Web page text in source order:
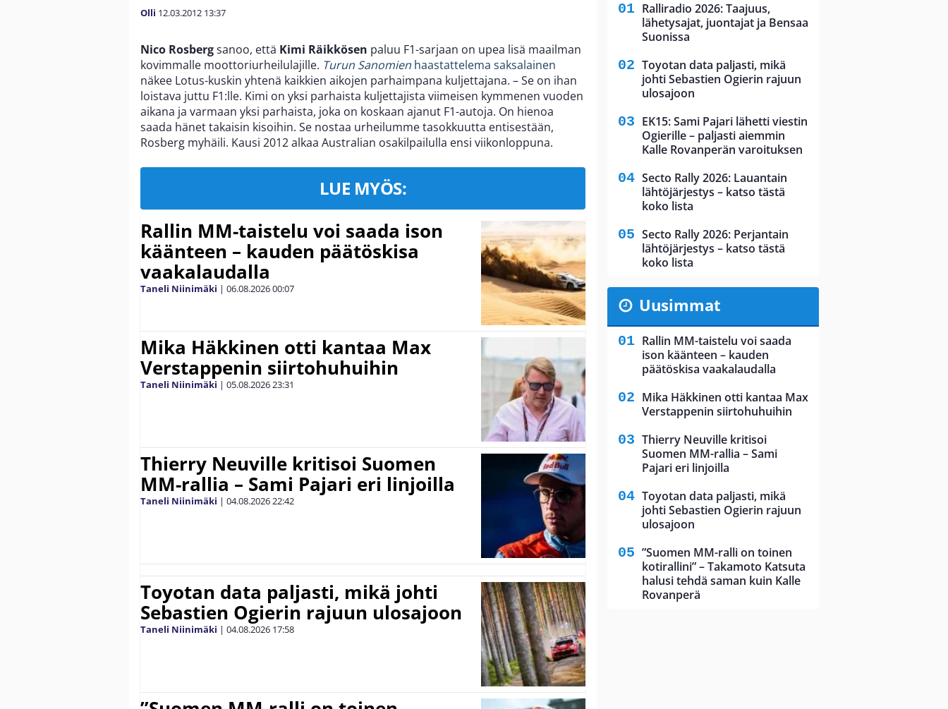
Olli 12.03.2012 13:37
Nico Rosbergsanoo, että Kimi Räikkösen paluu F1-sarjaan on upea lisä maailman
kovimmalle moottoriurheilulajille. Turun Sanomien haastattelema saksalainen
näkee Lotus-kuskin yhtenä kaikkien aikojen parhaimpana kuljettajana. – Se on ihan
loistava juttu F1:lle. Kimi on yksi parhaista kuljettajista viimeisen kymmenen vuoden
aikana ja varmaan yksi parhaista, joka on koskaan ajanut F1-autoja. On hienoa
saada hänet takaisin kisoihin. Se nostaa urheilumme tasokkuutta entisestään,
Rosberg myhäili. Kausi 2012 alkaa Australian osakilpailulla ensi viikonloppuna.
LUE MYÖS:
Rallin MM-taistelu voi saada ison
käänteen – kauden päätöskisa
vaakalaudalla
Taneli Niinimäki | 06.08.202600:07
Mika Häkkinen otti kantaa Max
Verstappenin siirtohuhuihin
Taneli Niinimäki | 05.08.202623:31
Thierry Neuville kritisoi Suomen
MM-rallia – Sami Pajari eri linjoilla
Taneli Niinimäki | 04.08.202622:42
Toyotan data paljasti, mikä johti
Sebastien Ogierin rajuun ulosajoon
Taneli Niinimäki | 04.08.2026 17:58
Ralliradio 2026: Taajuus,
lähetysajat, juontajat ja Bensaa
Suonissa
Toyotan data paljasti, mikä
johti Sebastien Ogierin rajuun
ulosajoon
EK15: Sami Pajari lähetti viestin
Ogierille – paljasti aiemmin
Kalle Rovanperän varoituksen
Secto Rally 2026: Lauantain
lähtöjärjestys – katso tästä
koko lista
Secto Rally 2026: Perjantain
lähtöjärjestys – katso tästä
koko lista
Uusimmat
Rallin MM-taistelu voi saada
ison käänteen – kauden
päätöskisa vaakalaudalla
Mika Häkkinen otti kantaa Max
Verstappenin siirtohuhuihin
Thierry Neuville kritisoi
Suomen MM-rallia – Sami
Pajari eri linjoilla
Toyotan data paljasti, mikä
johti Sebastien Ogierin rajuun
ulosajoon
”Suomen MM-ralli on toinen
kotirallini” – Takamoto Katsuta
halusi tehdä saman kuin Kalle
Rovanperä